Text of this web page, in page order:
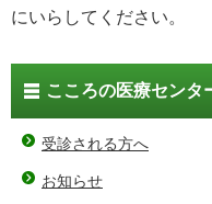
にいらしてください。
こころの医療センタ
受診される方へ
お知らせ